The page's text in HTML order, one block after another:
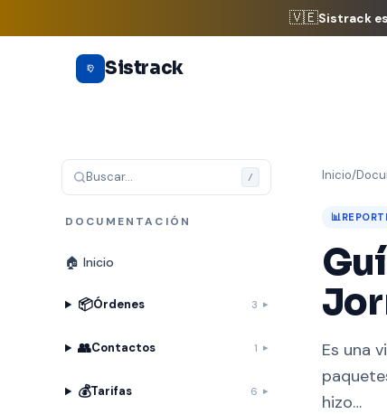
🇻🇪Sistrack
Sistrack
Buscar… /
DOCUMENTACIÓN
🏠 Inicio
📦Órdenes 3
👥Contactos 1
💰Tarifas 6
Inicio/
📊
Es una
hizo…